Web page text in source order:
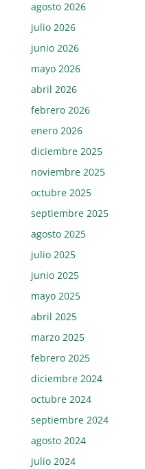
agosto 2026
julio 2026
junio 2026
mayo 2026
abril 2026
febrero 2026
enero 2026
diciembre 2025
noviembre 2025
octubre 2025
septiembre 2025
agosto 2025
julio 2025
junio 2025
mayo 2025
abril 2025
marzo 2025
febrero 2025
diciembre 2024
octubre 2024
septiembre 2024
agosto 2024
julio 2024